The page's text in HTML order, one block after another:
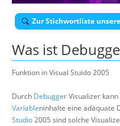
Über uns
Zur Stichwortliste
Was ist
Funktion in Visual Stuido 2005
Durch DebuggerVisualizer
Variableninhalte eine adäquate
Studio2005 sind solche